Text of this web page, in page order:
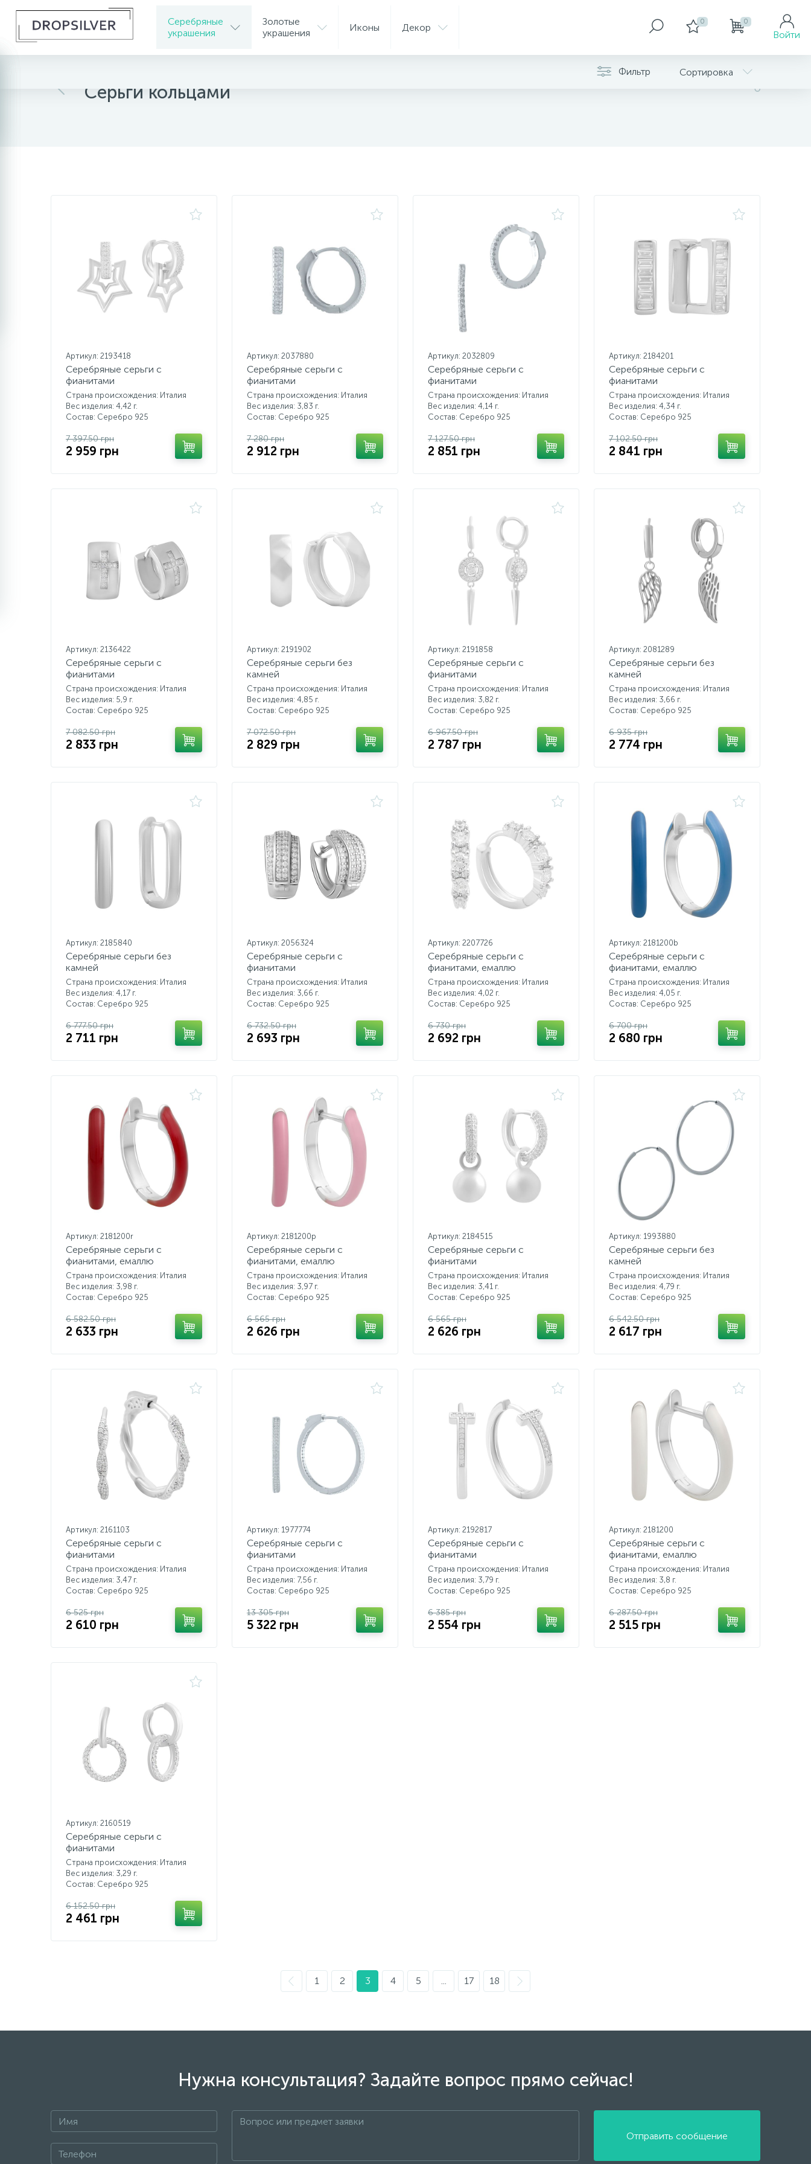
Серебряные
украшения
Золотые
украшения
Иконы Декор 0 0
Войти
Серьги кольцами
Фильтр Сортировка
Артикул: 2193418
Серебряные серьги с
фианитами
Страна происхождения: Италия
Вес изделия: 4,42 г.
Состав: Серебро 925
7 397.50 грн
2 959 грн
Артикул: 2037880
Серебряные серьги с
фианитами
Страна происхождения: Италия
Вес изделия: 3,83 г.
Состав: Серебро 925
7 280 грн
2 912 грн
Артикул: 2032809
Серебряные серьги с
фианитами
Страна происхождения: Италия
Вес изделия: 4,14 г.
Состав: Серебро 925
7 127.50 грн
2 851 грн
Артикул: 2184201
Серебряные серьги с
фианитами
Страна происхождения: Италия
Вес изделия: 4,34 г.
Состав: Серебро 925
7 102.50 грн
2 841 грн
Артикул: 2136422
Серебряные серьги с
фианитами
Страна происхождения: Италия
Вес изделия: 5,9 г.
Состав: Серебро 925
7 082.50 грн
2 833 грн
Артикул: 2191902
Серебряные серьги без
камней
Страна происхождения: Италия
Вес изделия: 4,85 г.
Состав: Серебро 925
7 072.50 грн
2 829 грн
Артикул: 2191858
Серебряные серьги с
фианитами
Страна происхождения: Италия
Вес изделия: 3,82 г.
Состав: Серебро 925
6 967.50 грн
2 787 грн
Артикул: 2081289
Серебряные серьги без
камней
Страна происхождения: Италия
Вес изделия: 3,66 г.
Состав: Серебро 925
6 935 грн
2 774 грн
Артикул: 2185840
Серебряные серьги без
камней
Страна происхождения: Италия
Вес изделия: 4,17 г.
Состав: Серебро 925
6 777.50 грн
2 711 грн
Артикул: 2056324
Серебряные серьги с
фианитами
Страна происхождения: Италия
Вес изделия: 3,66 г.
Состав: Серебро 925
6 732.50 грн
2 693 грн
Артикул: 2207726
Серебряные серьги с
фианитами, емаллю
Страна происхождения: Италия
Вес изделия: 4,02 г.
Состав: Серебро 925
6 730 грн
2 692 грн
Артикул: 2181200b
Серебряные серьги с
фианитами, емаллю
Страна происхождения: Италия
Вес изделия: 4,05 г.
Состав: Серебро 925
6 700 грн
2 680 грн
Артикул: 2181200r
Серебряные серьги с
фианитами, емаллю
Страна происхождения: Италия
Вес изделия: 3,98 г.
Состав: Серебро 925
6 582.50 грн
2 633 грн
Артикул: 2181200p
Серебряные серьги с
фианитами, емаллю
Страна происхождения: Италия
Вес изделия: 3,97 г.
Состав: Серебро 925
6 565 грн
2 626 грн
Артикул: 2184515
Серебряные серьги с
фианитами
Страна происхождения: Италия
Вес изделия: 3,41 г.
Состав: Серебро 925
6 565 грн
2 626 грн
Артикул: 1993880
Серебряные серьги без
камней
Страна происхождения: Италия
Вес изделия: 4,79 г.
Состав: Серебро 925
6 542.50 грн
2 617 грн
Артикул: 2161103
Серебряные серьги с
фианитами
Страна происхождения: Италия
Вес изделия: 3,47 г.
Состав: Серебро 925
6 525 грн
2 610 грн
Артикул: 1977774
Серебряные серьги с
фианитами
Страна происхождения: Италия
Вес изделия: 7,56 г.
Состав: Серебро 925
13 305 грн
5 322 грн
Артикул: 2192817
Серебряные серьги с
фианитами
Страна происхождения: Италия
Вес изделия: 3,79 г.
Состав: Серебро 925
6 385 грн
2 554 грн
Артикул: 2181200
Серебряные серьги с
фианитами, емаллю
Страна происхождения: Италия
Вес изделия: 3,8 г.
Состав: Серебро 925
6 287.50 грн
2 515 грн
Артикул: 2160519
Серебряные серьги с
фианитами
Страна происхождения: Италия
Вес изделия: 3,29 г.
Состав: Серебро 925
6 152.50 грн
2 461 грн
1 2 3 4 5 ... 17 18
Нужна консультация? Задайте вопрос прямо сейчас!
Отправить сообщение